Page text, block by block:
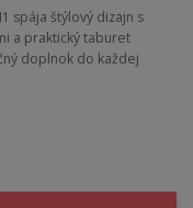
spája štýlový dizajn s
a praktický taburet
doplnok do každej